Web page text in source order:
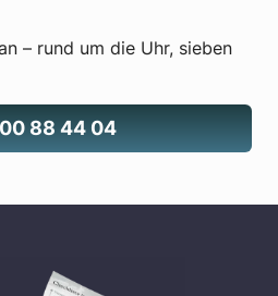
– rund um die Uhr, sieben
88 44 04